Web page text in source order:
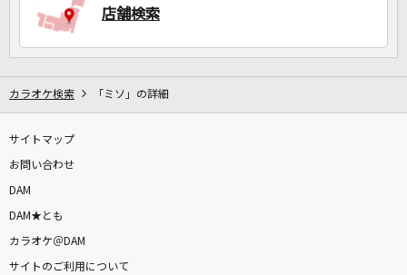
カラオケをもっと楽しもう！
店舗検索
カラオケ検索 「ミソ」の詳細
サイトマップ
お問い合わせ
DAM
DAM★とも
カラオケ＠DAM
サイトのご利用について